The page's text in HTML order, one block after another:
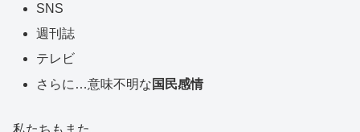
SNS
週刊誌
テレビ
さらに…意味不明な 国民感情